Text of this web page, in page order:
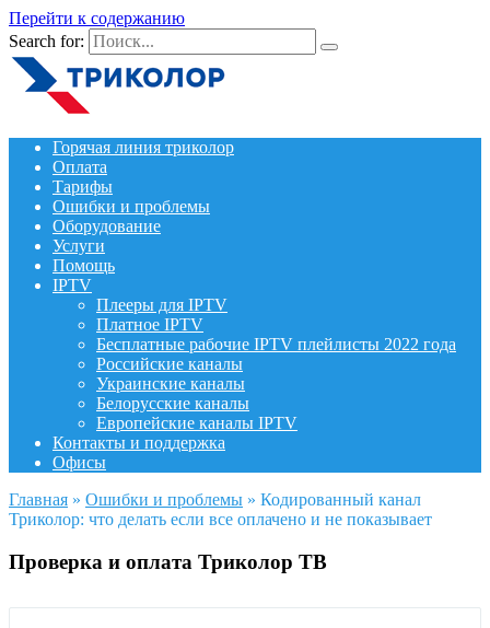
Перейти к содержанию
Search for:
Горячая линия триколор
Оплата
Тарифы
Ошибки и проблемы
Оборудование
Услуги
Помощь
IPTV
Плееры для IPTV
Платное IPTV
Бесплатные рабочие IPTV плейлисты 2022 года
Российские каналы
Украинские каналы
Белорусские каналы
Европейские каналы IPTV
Контакты и поддержка
Офисы
Главная » Ошибки и проблемы » Кодированный канал
Триколор: что делать если все оплачено и не показывает
Проверка и оплата Триколор ТВ